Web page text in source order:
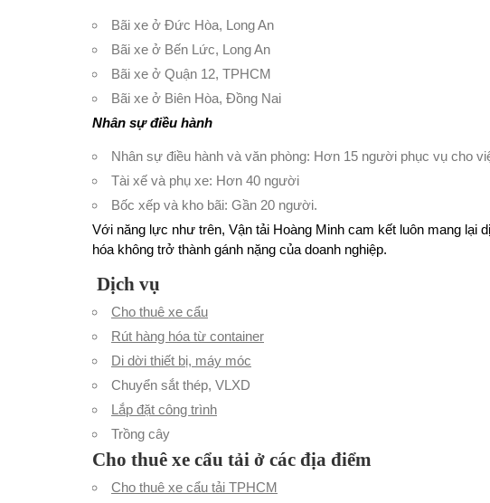
Bãi xe ở Đức Hòa, Long An
Bãi xe ở Bến Lức, Long An
Bãi xe ở Quận 12, TPHCM
Bãi xe ở Biên Hòa, Đồng Nai
Nhân sự điều hành
Nhân sự điều hành và văn phòng: Hơn 15 người phục vụ cho
Tài xế và phụ xe: Hơn 40 người
Bốc xếp và kho bãi: Gần 20 người.
Với năng lực như trên, Vận tải Hoàng Minh cam kết luôn mang lại
hóa không trở thành gánh nặng của doanh nghiệp.
Dịch vụ
Cho thuê xe cẩu
Rút hàng hóa từ container
Di dời thiết bị, máy móc
Chuyển sắt thép, VLXD
Lắp đặt công trình
Trồng cây
Cho thuê xe cẩu tải ở các địa điểm
Cho thuê xe cẩu tải TPHCM